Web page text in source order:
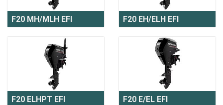
F20 MH/MLH EFI F20 EH/ELH EFI
F20 ELHPT EFI F20 E/EL EFI